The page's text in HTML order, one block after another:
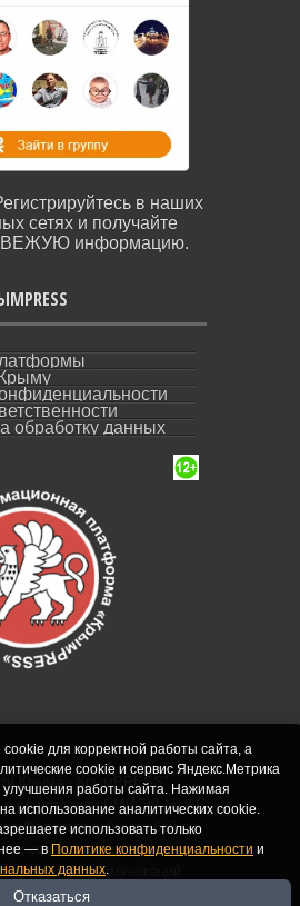
в наших
сетях и получайте
информацию.
обработку данных
Крыма - КрымPRESS".
о регистрации СМИ ЭЛ № ФС
Федеральной службой по
связи, информационных
массовых коммуникаций
10.09.2015. Учредитель и
для корректной работы сайта, а
cookie и сервис Яндекс.Метрика
работы сайта. Нажимая
использование аналитических cookie.
использовать только
— в Политике конфиденциальности и
данных.
Отказаться